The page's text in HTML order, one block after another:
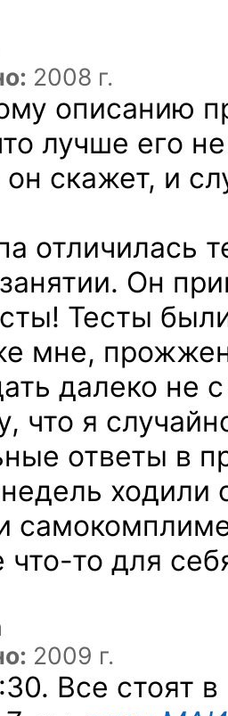
2008 г.
описанию
лучше его
он скажет, и
отличилась
Он
Тесты
мне,
далеко не
что я
ответы в
что-то для
2009 г.
Все стоят